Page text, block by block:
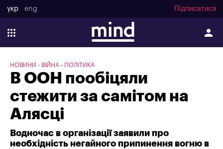
укр eng Підписатися
НОВИНИ ВІЙНА ПОЛІТИКА
В ООН пообіцяли
стежити за самітом на
Алясці
Водночас в організації заявили про
необхідність негайного припинення вогню в